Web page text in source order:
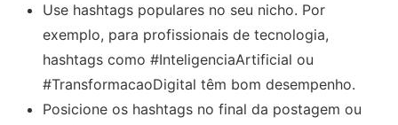
Use hashtags populares no seu nicho. Por
exemplo, para profissionais de tecnologia,
hashtags como #InteligenciaArtificial ou
#TransformacaoDigital têm bom desempenho.
Posicione os hashtags no final da postagem ou